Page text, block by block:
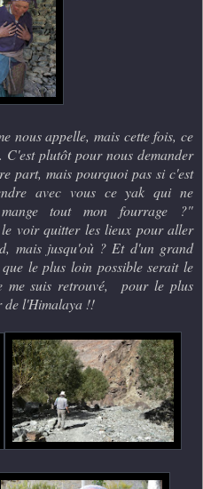
nous appelle, mais cette fois, ce
plutôt pour nous demander
part, mais pourquoi pas si c'est
avec vous ce yak qui ne
tout mon fourrage ?"
voir quitter les lieux pour aller
mais jusqu'où ? Et d'un grand
le plus loin possible serait le
me suis retrouvé, pour le plus
de l'Himalaya !!